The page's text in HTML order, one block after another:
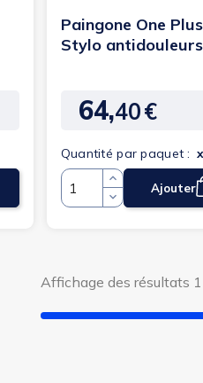
Paingone One
Stylo antidouleurs
Prix
64,40€
Quantité par paquet :
QuantitéAjouter
Affichage des résultats